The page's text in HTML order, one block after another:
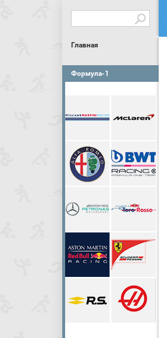
Главная
Формула-1